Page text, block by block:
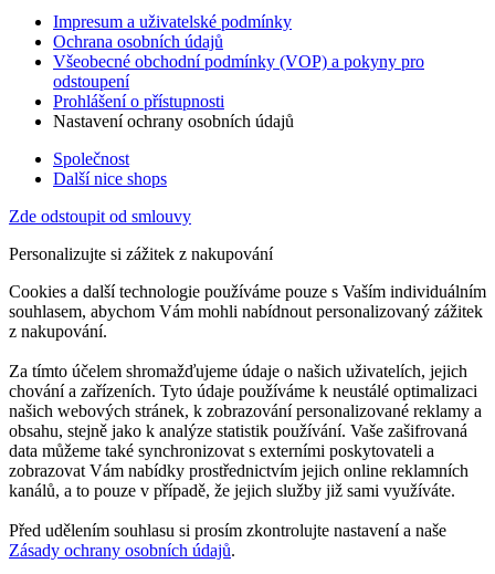
Impresum a uživatelské podmínky
Ochrana osobních údajů
Všeobecné obchodní podmínky (VOP) a pokyny pro
odstoupení
Prohlášení o přístupnosti
Nastavení ochrany osobních údajů
Společnost
Další nice shops
Zde odstoupit od smlouvy
Personalizujte si zážitek z nakupování
Cookies a další technologie používáme pouze s Vaším individuálním
souhlasem, abychom Vám mohli nabídnout personalizovaný zážitek
z nakupování.
Za tímto účelem shromažďujeme údaje o našich uživatelích, jejich
chování a zařízeních. Tyto údaje používáme k neustálé optimalizaci
našich webových stránek, k zobrazování personalizované reklamy a
obsahu, stejně jako k analýze statistik používání. Vaše zašifrovaná
data můžeme také synchronizovat s externími poskytovateli a
zobrazovat Vám nabídky prostřednictvím jejich online reklamních
kanálů, a to pouze v případě, že jejich služby již sami využíváte.
Před udělením souhlasu si prosím zkontrolujte nastavení a naše
Zásady ochrany osobních údajů.